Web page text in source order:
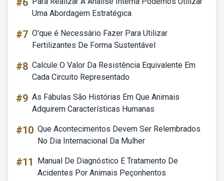
#6
Uma Abordagem Estratégica
#7 O'que é Necessário Fazer Para Utilizar
Fertilizantes De Forma Sustentável
#8 Calcule O Valor Da Resistência Equivalente Em
Cada Circuito Representado
#9 As Fábulas São Histórias Em Que Animais
Adquirem Características Humanas
#10 Que Acontecimentos Devem Ser Relembrados
No Dia Internacional Da Mulher
#11
Manual De Diagnóstico E Tratamento De
Acidentes Por Animais Peçonhentos